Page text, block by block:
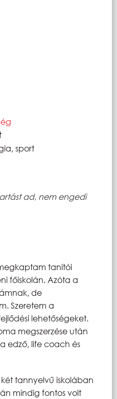
sport
ad, nem engedi
tanítói
főiskolán. Azóta a
de
Szeretem a
lehetőségeket.
megszerzése után
edző, life coach és
tannyelvű iskolában
mindig fontos volt